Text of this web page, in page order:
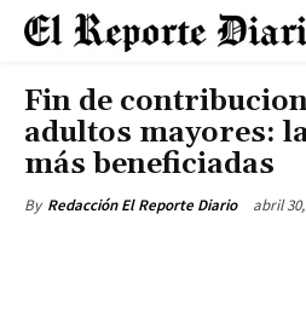
Fin de
adultos mayores:
más beneficiadas
By Redacción El Reporte Diario abril